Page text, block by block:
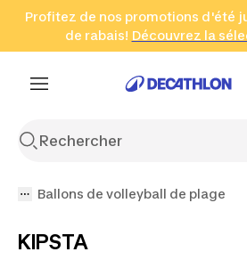
Aller à la recherche Aller au
Profitez de nos promotions d'été
de rabais! Découvrez la
Cliquez ici
en seulement 2 h!
(Zones sélectionnées)
Ballons de volleyball de plage
KIPSTA